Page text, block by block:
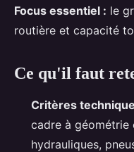
Focus essentiel : le
routière et capacité
Ce qu'il faut
Critères
cadre à géométrie
hydrauliques,